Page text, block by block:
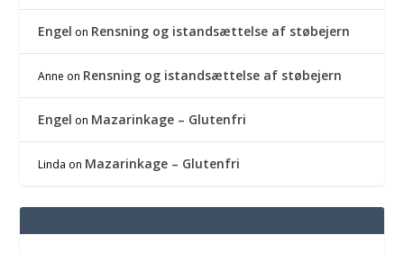
Engel on Rensning og istandsættelse af støbejern
Anne on Rensning og istandsættelse af støbejern
Engel on Mazarinkage – Glutenfri
Linda on Mazarinkage – Glutenfri